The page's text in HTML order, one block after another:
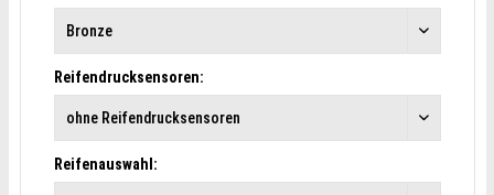
Reifendrucksensoren:
Reifenauswahl: